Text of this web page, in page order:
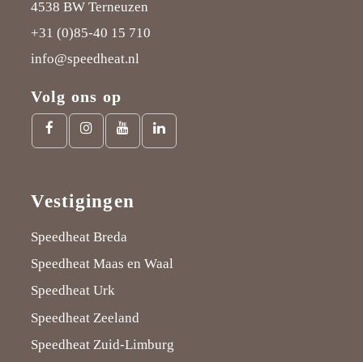
4538 BW Terneuzen
+31 (0)85-40 15 710
info@speedheat.nl
Volg ons op
Facebook
link
Instagram
link
Youtube
link
LinkedIn
link
Vestigingen
Speedheat Breda
Speedheat Maas en Waal
Speedheat Urk
Speedheat Zeeland
Speedheat Zuid-Limburg